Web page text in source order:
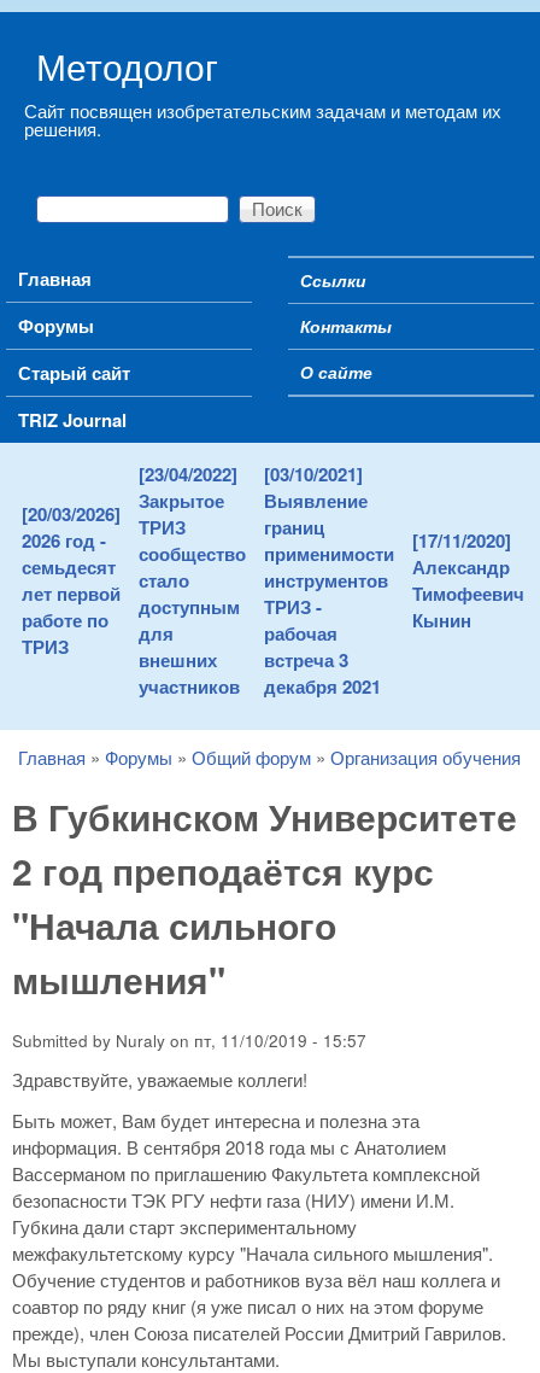
Методолог
Сайт посвящен изобретательским задачам и методам их
решения.
Форма поиска
Поиск
Main menu
Главная
Форумы
Старый сайт
TRIZ Journal
Secondary menu
Ссылки
Контакты
О сайте
[20/03/2026]
2026 год -
семьдесят
лет первой
работе по
ТРИЗ
[23/04/2022]
Закрытое
ТРИЗ
сообщество
стало
доступным
для
внешних
участников
[03/10/2021]
Выявление
границ
применимости
инструментов
ТРИЗ -
рабочая
встреча 3
декабря 2021
[17/11/2020]
Александр
Тимофеевич
Кынин
You are here
Главная » Форумы » Общий форум » Организация обучения
В Губкинском Университете
2 год преподаётся курс
"Начала сильного
мышления"
Submitted by Nuraly on пт, 11/10/2019 - 15:57
Здравствуйте, уважаемые коллеги!
Быть может, Вам будет интересна и полезна эта
информация. В сентября 2018 года мы с Анатолием
Вассерманом по приглашению Факультета комплексной
безопасности ТЭК РГУ нефти газа (НИУ) имени И.М.
Губкина дали старт экспериментальному
межфакультетскому курсу "Начала сильного мышления".
Обучение студентов и работников вуза вёл наш коллега и
соавтор по ряду книг (я уже писал о них на этом форуме
прежде), член Союза писателей России Дмитрий Гаврилов.
Мы выступали консультантами.